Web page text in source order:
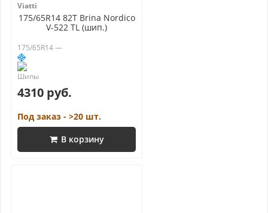
Viatti
175/65R14 82T Brina Nordico
V-522 TL (шип.)
175/65R14 —
4310 руб.
Под заказ - >20 шт.
В корзину